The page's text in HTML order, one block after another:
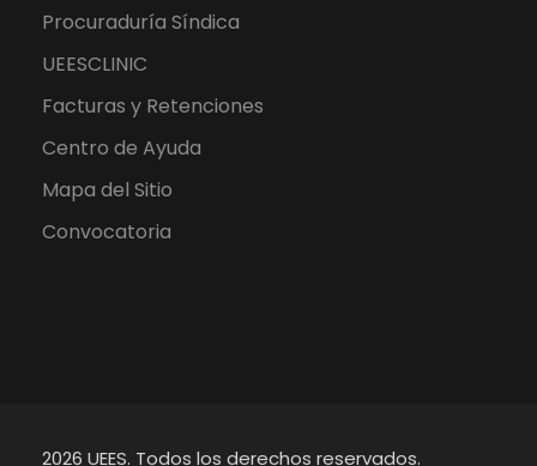
Procuraduría Síndica
UEESCLINIC
Facturas y Retenciones
Centro de Ayuda
Mapa del Sitio
Convocatoria
2026 UEES. Todos los derechos reservados.